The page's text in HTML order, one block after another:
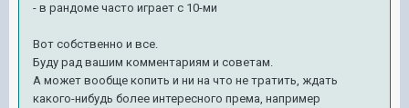
- в рандоме часто играет с 10-ми
Вот собственно и все.
Буду рад вашим комментариям и советам.
А может вообще копить и ни на что не тратить, ждать
какого-нибудь более интересного према, например